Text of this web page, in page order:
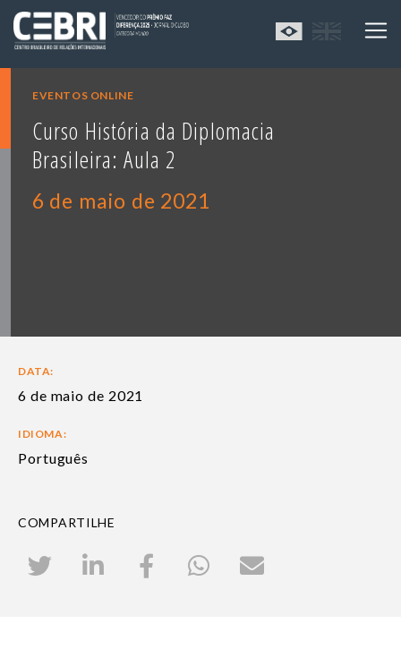
EVENTOS ONLINE
Curso História da Diplomacia
Brasileira: Aula 2
6 de maio de 2021
DATA:
6 de maio de 2021
IDIOMA:
Português
COMPARTILHE